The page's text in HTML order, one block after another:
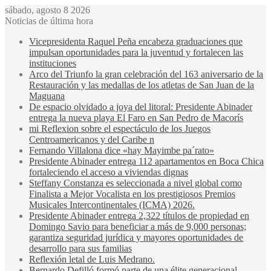
sábado, agosto 8 2026
Noticias de última hora
Vicepresidenta Raquel Peña encabeza graduaciones que
impulsan oportunidades para la juventud y fortalecen las
instituciones
Arco del Triunfo la gran celebración del 163 aniversario de la
Restauración y las medallas de los atletas de San Juan de la
Maguana
De espacio olvidado a joya del litoral: Presidente Abinader
entrega la nueva playa El Faro en San Pedro de Macorís
mi Reflexion sobre el espectáculo de los Juegos
Centroamericanos y del Caribe n
Fernando Villalona dice «hay Mayimbe pa´rato»
Presidente Abinader entrega 112 apartamentos en Boca Chica
fortaleciendo el acceso a viviendas dignas
Steffany Constanza es seleccionada a nivel global como
Finalista a Mejor Vocalista en los prestigiosos Premios
Musicales Intercontinentales (ICMA) 2026.
Presidente Abinader entrega 2,322 títulos de propiedad en
Domingo Savio para beneficiar a más de 9,000 personas;
garantiza seguridad jurídica y mayores oportunidades de
desarrollo para sus familias
Reflexión letal de Luis Medrano.